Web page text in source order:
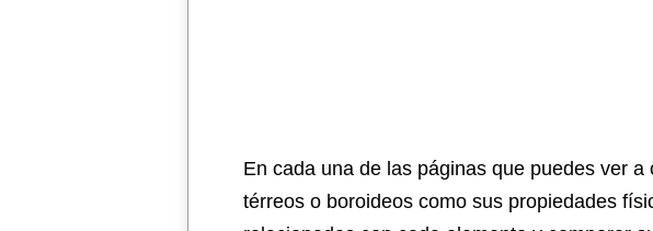
En cada una de las páginas que puedes ver
térreos o boroideos como sus propiedades